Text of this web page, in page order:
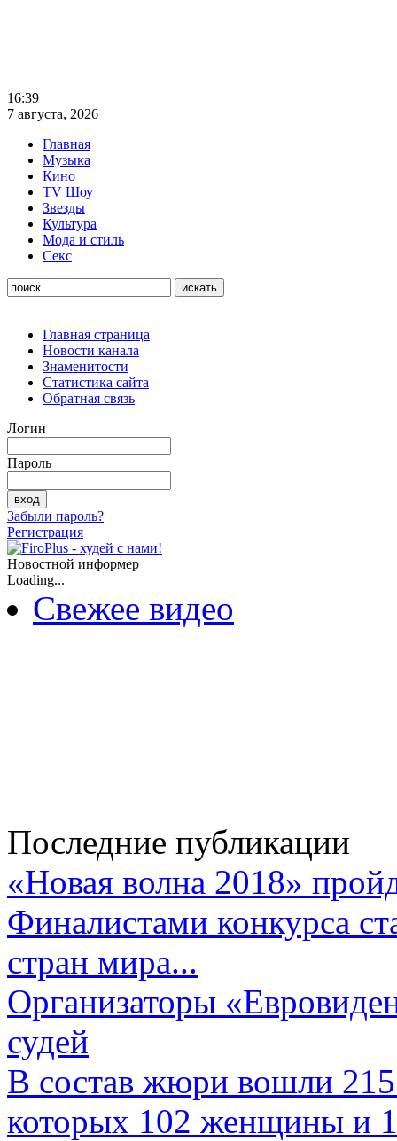
16:39
7 августа, 2026
Главная
Музыка
Кино
TV Шоу
Звезды
Культура
Мода и стиль
Секс
Главная страница
Новости канала
Знаменитости
Статистика сайта
Обратная связь
Логин
Пароль
Забыли пароль?
Регистрация
Новостной информер
Loading...
Свежее видео
Последние публикации
«Новая волна 2018»
Финалистами конкурса
стран мира...
Организаторы
судей
В состав жюри вошли 215
которых 102 женщины и